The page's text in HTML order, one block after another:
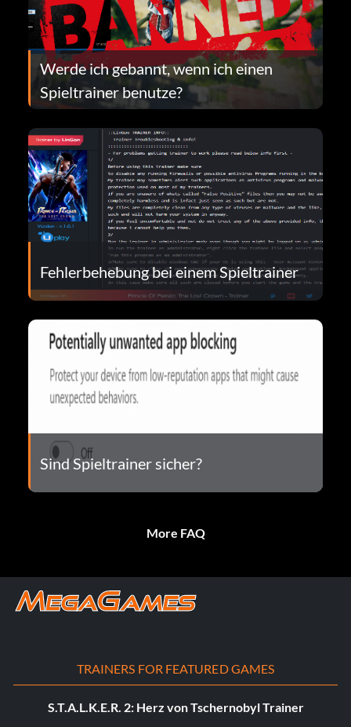
Werde ich gebannt, wenn ich einen
Spieltrainer benutze?
Fehlerbehebung bei einem Spieltrainer
Sind Spieltrainer sicher?
More FAQ
TRAINERS FOR FEATURED GAMES
S.T.A.L.K.E.R. 2: Herz von Tschernobyl Trainer